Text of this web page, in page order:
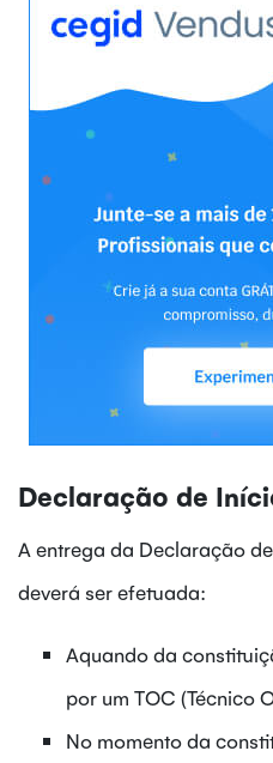
Declaração de
A entrega da Declaração
deverá ser efetuada:
Aquando da
por um TOC (Técnico
No momento da